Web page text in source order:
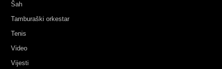
Šah
Tamburaški orkestar
Tenis
Video
Vijesti